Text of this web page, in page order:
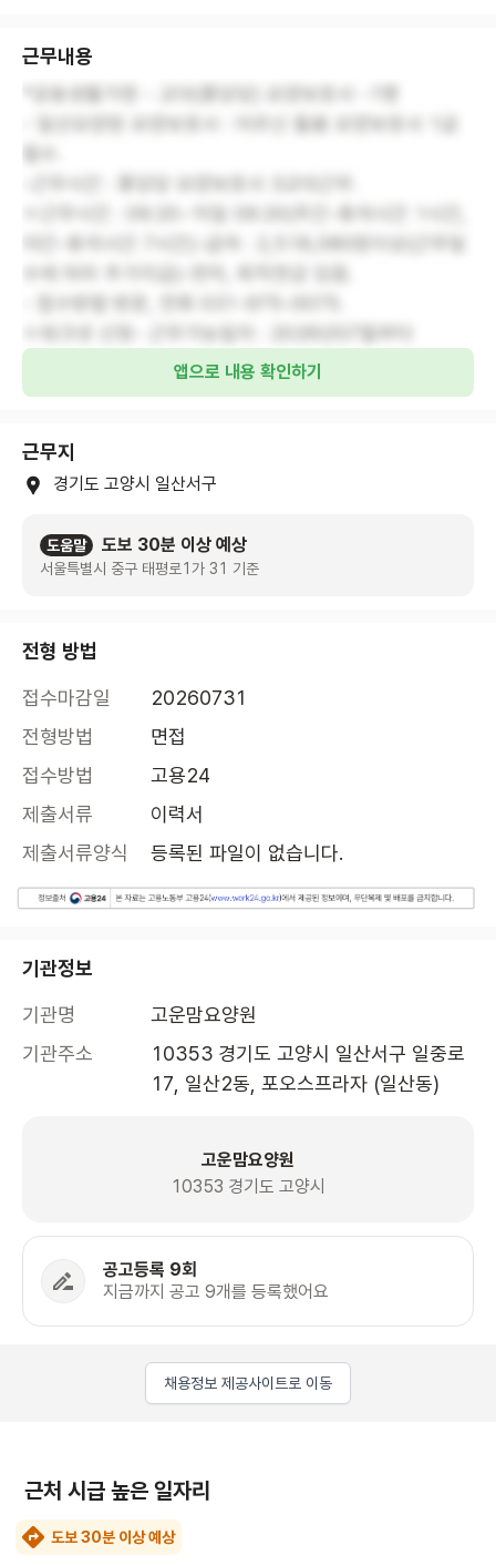
근무내용
앱으로 내용 확인하기
근무지
경기도 고양시 일산서구
도움말 도보 30분 이상 예상
서울특별시 중구 태평로1가 31 기준
전형 방법
접수마감일
20260731
전형방법
면접
접수방법
고용24
제출서류
이력서
제출서류양식
등록된 파일이 없습니다.
기관정보
기관명
고운맘요양원
기관주소
10353 경기도 고양시 일산서구 일중로
17, 일산2동, 포오스프라자 (일산동)
고운맘요양원
10353 경기도 고양시
공고등록 9회
지금까지 공고 9개를 등록했어요
채용정보 제공사이트로 이동
근처 시급 높은 일자리
도보 30분 이상 예상